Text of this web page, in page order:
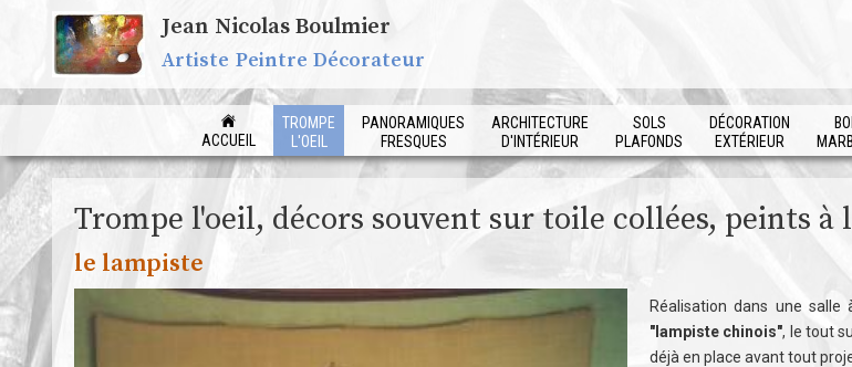
Jean Nicolas Boulmier
Artiste Peintre Décorateur
ACCUEIL
TROMPE
L'OEIL
PANORAMIQUES
FRESQUES
ARCHITECTURE
D'INTÉRIEUR
SOLS
PLAFONDS
DÉCORATION
EXTÉRIEUR
Trompe l'oeil, décors souvent sur toile collées, peints à
le lampiste
Réalisation dans une
"lampiste chinois", le tout
déjà en place avant tout